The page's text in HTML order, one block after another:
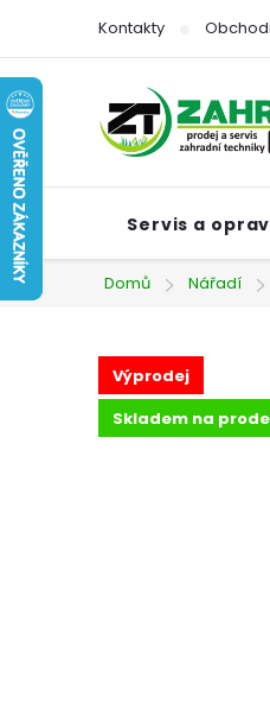
obsah
Kontakty
Servis a
Domů Nářadí
Výprodej
Skladem na